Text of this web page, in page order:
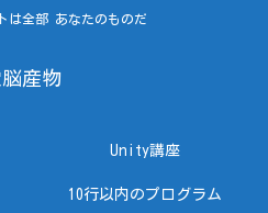
は全部 あなたのものだ
産物
Unity講座
10行以内のプログラム